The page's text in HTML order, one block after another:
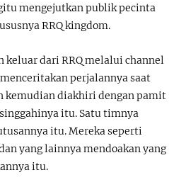
mengejutkan publik pecinta
RRQ kingdom.
dari RRQ melalui channel
perjalannya saat
kemudian diakhiri dengan pamit
itu. Satu timnya
itu. Mereka seperti
yang lainnya mendoakan yang
itu.